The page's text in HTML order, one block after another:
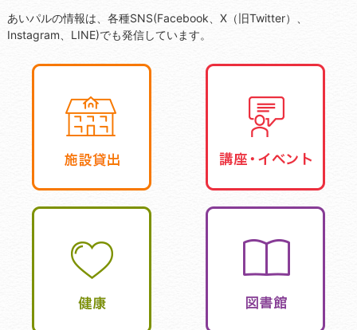
あいパルの情報は、各種SNS(Facebook、X（旧Twitter）、
Instagram、LINE)でも発信しています。